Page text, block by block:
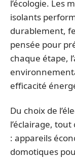
l’écologie. Les
isolants
durablement,
pensée pour
chaque étape,
efficacité
Du choix de
l’éclairage,
: appareils
domotiques